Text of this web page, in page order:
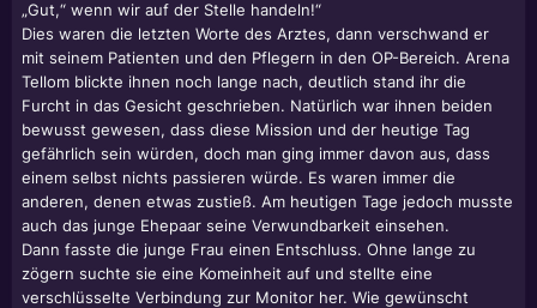
„Gut,“ wenn wir auf der Stelle handeln!“
Dies waren die letzten Worte des Arztes, dann verschwand er
mit seinem Patienten und den Pflegern in den OP-Bereich. Arena
Tellom blickte ihnen noch lange nach, deutlich stand ihr die
Furcht in das Gesicht geschrieben. Natürlich war ihnen beiden
bewusst gewesen, dass diese Mission und der heutige Tag
gefährlich sein würden, doch man ging immer davon aus, dass
einem selbst nichts passieren würde. Es waren immer die
anderen, denen etwas zustieß. Am heutigen Tage jedoch musste
auch das junge Ehepaar seine Verwundbarkeit einsehen.
Dann fasste die junge Frau einen Entschluss. Ohne lange zu
zögern suchte sie eine Komeinheit auf und stellte eine
verschlüsselte Verbindung zur Monitor her. Wie gewünscht